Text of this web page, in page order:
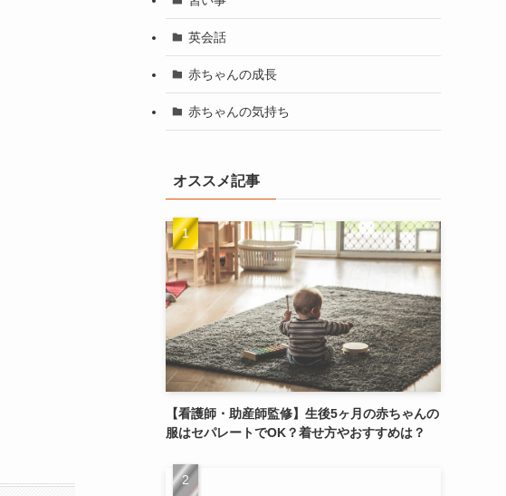
英会話
赤ちゃんの成長
赤ちゃんの気持ち
オススメ記事
【看護師・助産師監修】生後5ヶ月の赤ちゃんの
服はセパレートでOK？着せ方やおすすめは？